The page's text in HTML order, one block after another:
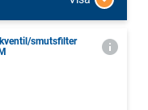
smutsfilter